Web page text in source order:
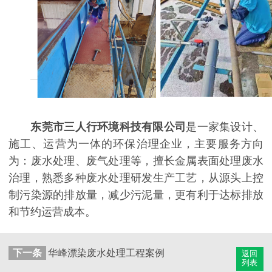
东莞市三人行环境科技有限公司 是一家集设计、
施工、运营为一体的环保治理企业，主要服务方向
为：废水处理、废气处理等，擅长金属表面处理废水
治理，熟悉多种废水处理研发生产工艺，从源头上控
制污染源的排放量，减少污泥量，更有利于达标排放
和节约运营成本。
返回
列表
下一条 华峰漂染废水处理工程案例